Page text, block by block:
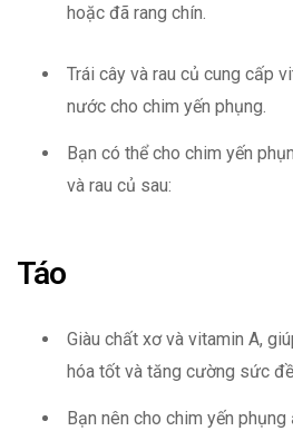
hoặc đã rang chín.
Trái cây và rau củ cung cấp
nước cho chim yến phụng.
Bạn có thể cho chim yến
và rau củ sau:
Táo
Giàu chất xơ và vitamin A,
hóa tốt và tăng cường sức
Bạn nên cho chim yến